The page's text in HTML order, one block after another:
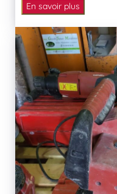
En savoir plus